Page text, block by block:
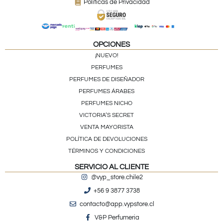
Políticas de Privacidad
OPCIONES
¡NUEVO!
PERFUMES
PERFUMES DE DISEÑADOR
PERFUMES ÁRABES
PERFUMES NICHO
VICTORIA’S SECRET
VENTA MAYORISTA
POLÍTICA DE DEVOLUCIONES
TÉRMINOS Y CONDICIONES
SERVICIO AL CLIENTE
@vyp_store.chile2
+56 9 3877 3738
contacto@app.vypstore.cl
V&P Perfumeria